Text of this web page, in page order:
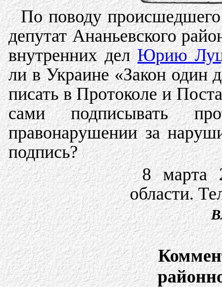
По поводу
депутат Ананьевского
внутренних делЮрию
ли в Украине «Закон один
писать в Протоколе и
сами подписывать
правонарушении за
подпись?
8 марта
области.